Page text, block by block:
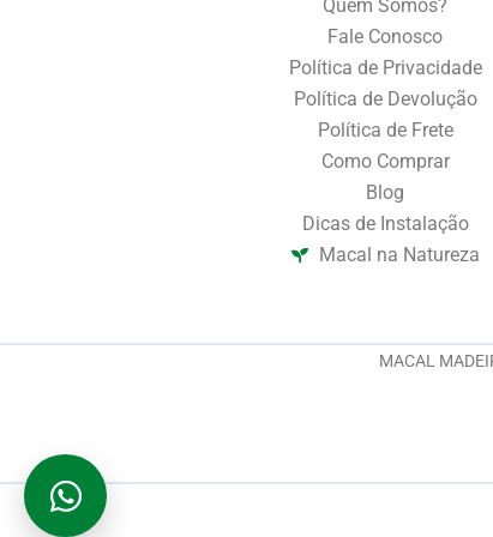
Quem Somos?
Fale Conosco
Política de Privacidade
Política de Devolução
Política de Frete
Como Comprar
Blog
Dicas de Instalação
Macal na Natureza
MACAL